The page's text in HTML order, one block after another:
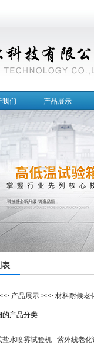
我们 产品展示
表
产品展示 >>>材料耐候老
的产品分类
盐水喷雾试验机 紫外线老化